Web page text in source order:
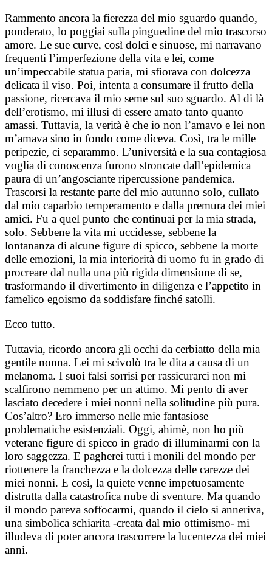
Rammento ancora la fierezza del mio sguardo quando,
ponderato, lo poggiai sulla pinguedine del mio trascorso
amore. Le sue curve, così dolci e sinuose, mi narravano
frequenti l’imperfezione della vita e lei, come
un’impeccabile statua paria, mi sfiorava con dolcezza
delicata il viso. Poi, intenta a consumare il frutto della
passione, ricercava il mio seme sul suo sguardo. Al di là
dell’erotismo, mi illusi di essere amato tanto quanto
amassi. Tuttavia, la verità è che io non l’amavo e lei non
m’amava sino in fondo come diceva. Così, tra le mille
peripezie, ci separammo. L’università e la sua contagiosa
voglia di conoscenza furono stroncate dall’epidemica
paura di un’angosciante ripercussione pandemica.
Trascorsi la restante parte del mio autunno solo, cullato
dal mio caparbio temperamento e dalla premura dei miei
amici. Fu a quel punto che continuai per la mia strada,
solo. Sebbene la vita mi uccidesse, sebbene la
lontananza di alcune figure di spicco, sebbene la morte
delle emozioni, la mia interiorità di uomo fu in grado di
procreare dal nulla una più rigida dimensione di se,
trasformando il divertimento in diligenza e l’appetito in
famelico egoismo da soddisfare finché satolli.
Ecco tutto.
Tuttavia, ricordo ancora gli occhi da cerbiatto della mia
gentile nonna. Lei mi scivolò tra le dita a causa di un
melanoma. I suoi falsi sorrisi per rassicurarci non mi
scalfirono nemmeno per un attimo. Mi pento di aver
lasciato decedere i miei nonni nella solitudine più pura.
Cos’altro? Ero immerso nelle mie fantasiose
problematiche esistenziali. Oggi, ahimè, non ho più
veterane figure di spicco in grado di illuminarmi con la
loro saggezza. E pagherei tutti i monili del mondo per
riottenere la franchezza e la dolcezza delle carezze dei
miei nonni. E così, la quiete venne impetuosamente
distrutta dalla catastrofica nube di sventure. Ma quando
il mondo pareva soffocarmi, quando il cielo si anneriva,
una simbolica schiarita -creata dal mio ottimismo- mi
illudeva di poter ancora trascorrere la lucentezza dei miei
anni.